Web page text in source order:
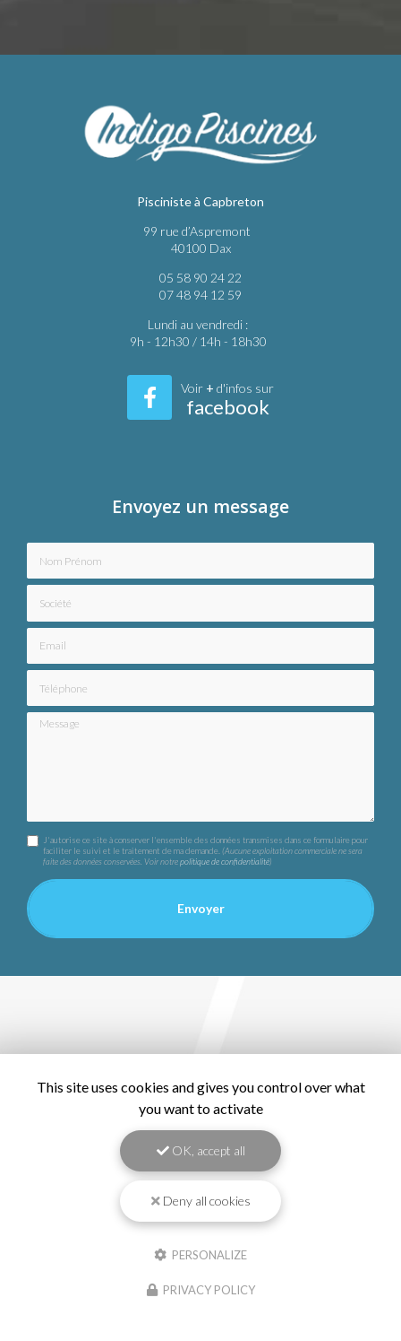
Pisciniste à Capbreton
99 rue d’Aspremont
40100 Dax
05 58 90 24 22
07 48 94 12 59
Lundi au vendredi :
9h - 12h30 / 14h - 18h30
Voir + d'infos sur
facebook
Envoyez un message
Message
J'autorise ce site à conserver l'ensemble des données transmises dans ce formulaire pour
faciliter le suivi et le traitement de ma demande.(Aucune exploitation commerciale ne sera
faite des données conservées. Voir notrepolitique de confidentialité)
This site uses cookies and gives you control over what
you want to activate
OK, accept all
Deny all cookies
PERSONALIZE
PRIVACY POLICY